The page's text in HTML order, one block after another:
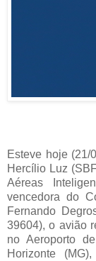
Esteve hoje (21/
Hercílio Luz
Aéreas
vencedora do
Fernando
39604), o avião
no Aeroporto
Horizonte